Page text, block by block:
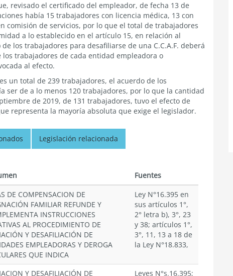
revisado el certificado del empleador, de fecha 13 de
había 15 trabajadores con licencia médica, 13 con
comisión de servicios, por lo que el total de trabajadores
a lo establecido en el artículo 15, en relación al
los trabajadores para desafiliarse de una C.C.A.F. deberá
trabajadores de cada entidad empleadora o
al efecto.
un total de 239 trabajadores, el acuerdo de los
ser de a lo menos 120 trabajadores, por lo que la cantidad
de 2019, de 131 trabajadores, tuvo el efecto de
representa la mayoría absoluta que exige el legislador.
Legislación relacionada
Fuentes
DE COMPENSACION DE
FAMILIAR REFUNDE Y
INSTRUCCIONES
AL PROCEDIMIENTO DE
Y DESAFILIACIÓN DE
EMPLEADORAS Y DEROGA
QUE INDICA
Ley N°16.395 en
sus artículos 1°,
2° letra b), 3°, 23
y 38; artículos 1°,
3°, 11, 13 a 18 de
la Ley N°18.833,
Y DESAFILIACIÓN DE
Leyes N°s.16.395;